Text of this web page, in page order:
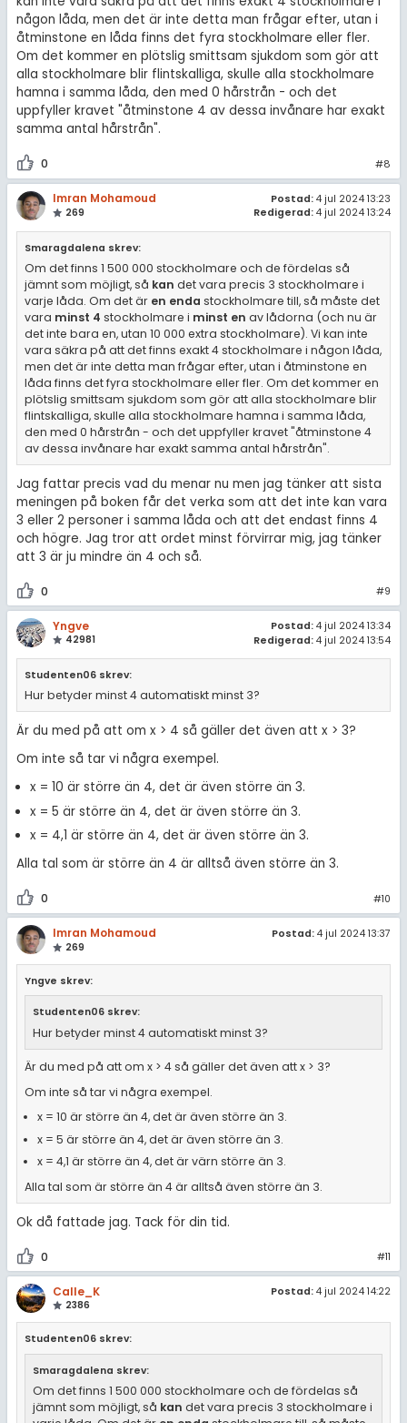
någon låda, men det är inte detta man frågar efter, utan i
åtminstone en låda finns det fyra stockholmare eller fler.
Om det kommer en plötslig smittsam sjukdom som gör att
alla stockholmare blir flintskalliga, skulle alla stockholmare
hamna i samma låda, den med 0 hårstrån - och det
uppfyller kravet "åtminstone 4 av dessa invånare har exakt
samma antal hårstrån".
0 #8
Imran Mohamoud
269
Postad: 4 jul 2024 13:23
Redigerad: 4 jul 2024 13:24
Smaragdalena skrev:
Om det finns 1 500 000 stockholmare och de fördelas så
jämnt som möjligt, så kan det vara precis 3 stockholmare i
varje låda. Om det är en enda stockholmare till, så måste det
vara minst 4 stockholmare i minst en av lådorna (och nu är
det inte bara en, utan 10 000 extra stockholmare). Vi kan inte
vara säkra på att det finns exakt 4 stockholmare i någon låda,
men det är inte detta man frågar efter, utan i åtminstone en
låda finns det fyra stockholmare eller fler. Om det kommer en
plötslig smittsam sjukdom som gör att alla stockholmare blir
flintskalliga, skulle alla stockholmare hamna i samma låda,
den med 0 hårstrån - och det uppfyller kravet "åtminstone 4
av dessa invånare har exakt samma antal hårstrån".
Jag fattar precis vad du menar nu men jag tänker att sista
meningen på boken får det verka som att det inte kan vara
3 eller 2 personer i samma låda och att det endast finns 4
och högre. Jag tror att ordet minst förvirrar mig, jag tänker
att 3 är ju mindre än 4 och så.
0 #9
Yngve
42981
Postad: 4 jul 2024 13:34
Redigerad: 4 jul 2024 13:54
Studenten06 skrev:
Hur betyder minst 4 automatiskt minst 3?
Är du med på att om x > 4 så gäller det även att x > 3?
Om inte så tar vi några exempel.
x = 10 är större än 4, det är även större än 3.
x = 5 är större än 4, det är även större än 3.
x = 4,1 är större än 4, det är även större än 3.
Alla tal som är större än 4 är alltså även större än 3.
0 #10
Imran Mohamoud
269
Postad: 4 jul 2024 13:37
Yngve skrev:
Studenten06 skrev:
Hur betyder minst 4 automatiskt minst 3?
Är du med på att om x > 4 så gäller det även att x > 3?
Om inte så tar vi några exempel.
x = 10 är större än 4, det är även större än 3.
x = 5 är större än 4, det är även större än 3.
x = 4,1 är större än 4, det är värn större än 3.
Alla tal som är större än 4 är alltså även större än 3.
Ok då fattade jag. Tack för din tid.
0 #11
Calle_K
2386
Postad: 4 jul 2024 14:22
Studenten06 skrev:
Smaragdalena skrev:
Om det finns 1 500 000 stockholmare och de fördelas så
jämnt som möjligt, så kan det vara precis 3 stockholmare i